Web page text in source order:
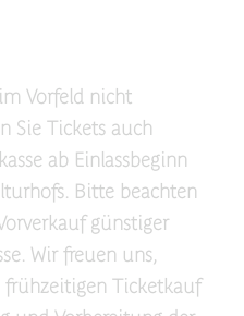
Vorfeld nicht
Sie Tickets auch
ab Einlassbeginn
Bitte beachten
günstiger
Wir freuen uns,
Ticketkauf